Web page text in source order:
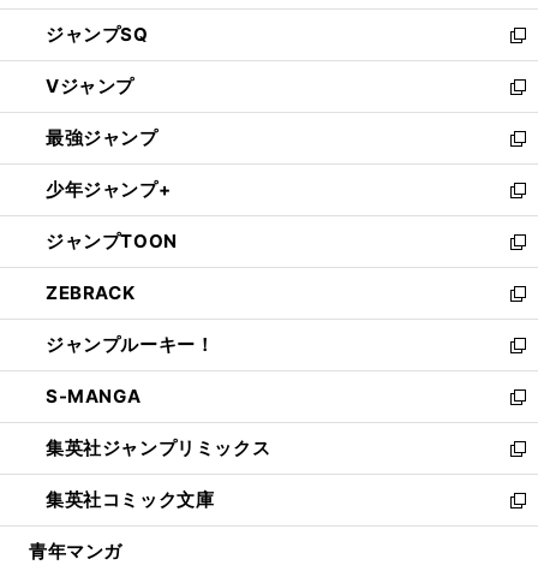
し
い
ウ
ィ
ン
ド
ウ
で
開
く
ジャンプSQ
新
し
い
ウ
ィ
ン
ド
ウ
で
開
く
Vジャンプ
新
し
い
ウ
ィ
ン
ド
ウ
で
開
く
最強ジャンプ
新
し
い
ウ
ィ
ン
ド
ウ
で
開
く
少年ジャンプ+
新
し
い
ウ
ィ
ン
ド
ウ
で
開
く
ジャンプTOON
新
し
い
ウ
ィ
ン
ド
ウ
で
開
く
ZEBRACK
新
し
い
ウ
ィ
ン
ド
ウ
で
開
ジャンプルーキー！
新
し
い
ウ
ィ
ン
ド
ウ
S-MANGA
新
し
い
ウ
ィ
ン
集英社ジャンプリミックス
新
し
い
ウ
集英社コミック文庫
新
し
青年マンガ